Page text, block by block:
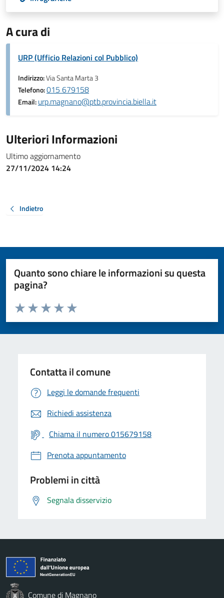
A cura di
URP (Ufficio Relazioni col Pubblico)
Indirizzo:Via Santa Marta 3
Telefono:015 679158
Email:urp.magnano@ptb.provincia.biella.it
Ulteriori Informazioni
Ultimo aggiornamento
27/11/2024 14:24
Indietro
Quanto sono chiare le informazioni su questa
pagina?
Valuta da 1 a 5 stelle la pagina
Valuta 5 stelle su 5
Valuta 4 stelle su 5
Valuta 3 stelle su 5
Valuta 2 stelle su 5
Valuta 1 stelle su 5
Contatta il comune
Leggi le domande frequenti
Richiedi assistenza
Chiama il numero 015679158
Prenota appuntamento
Problemi in città
Segnala disservizio
Comune di Magnano